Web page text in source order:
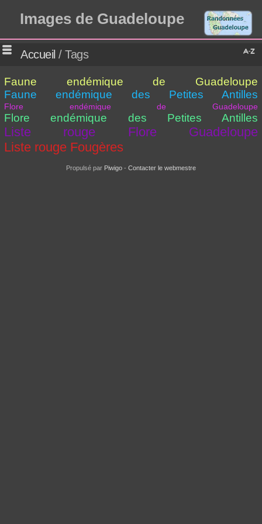
Images de Guadeloupe
Accueil / Tags
Faune endémique de Guadeloupe
Faune endémique des Petites Antilles
Flore endémique de Guadeloupe
Flore endémique des Petites Antilles
Liste rouge Flore Guadeloupe
Liste rouge Fougères
Propulsé par Piwigo - Contacter le webmestre